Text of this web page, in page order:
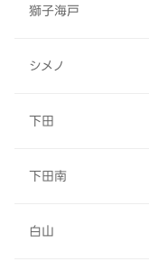
獅子海戸
シメノ
下田
下田南
白山